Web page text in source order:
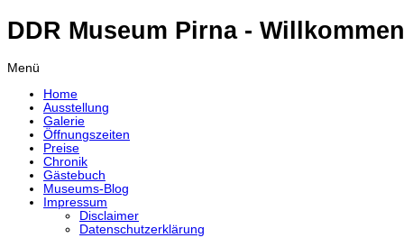
DDR Museum Pirna -
Menü
Home
Ausstellung
Galerie
Öffnungszeiten
Preise
Chronik
Gästebuch
Museums-Blog
Impressum
Disclaimer
Datenschutzerklärung